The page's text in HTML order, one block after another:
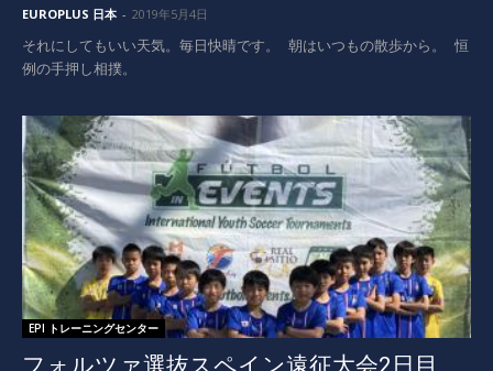
EUROPLUS 日本 - 2019年5月4日
それにしてもいい天気。毎日快晴です。 朝はいつもの散歩から。 恒
例の手押し相撲。
EPI トレーニングセンター
フォルツァ選抜スペイン遠征大会2日目